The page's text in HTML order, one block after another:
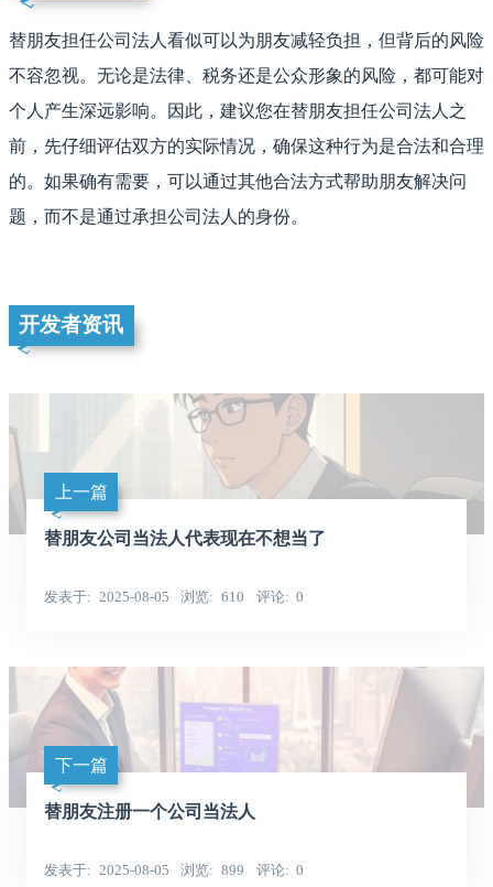
替朋友担任公司法人看似可以为朋友减轻负担，但背后的风险
不容忽视。无论是法律、税务还是公众形象的风险，都可能对
个人产生深远影响。因此，建议您在替朋友担任公司法人之
前，先仔细评估双方的实际情况，确保这种行为是合法和合理
的。如果确有需要，可以通过其他合法方式帮助朋友解决问
题，而不是通过承担公司法人的身份。
开发者资讯
上一篇
替朋友公司当法人代表现在不想当了
发表于 2025-08-05 浏览 610 评论 0
下一篇
替朋友注册一个公司当法人
发表于 2025-08-05 浏览 899 评论 0